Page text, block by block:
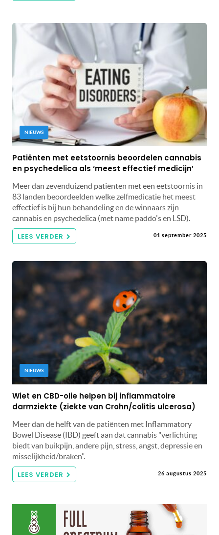
NIEUWS
Patiënten met eetstoornis beoordelen cannabis
en psychedelica als ‘meest effectief medicijn’
Meer dan zevenduizend patiënten met een eetstoornis in
83 landen beoordeelden welke zelfmedicatie het meest
effectief is bij hun behandeling en de winnaars zijn
cannabis en psychedelica (met name paddo's en LSD).
LEES VERDER 01 september 2025
NIEUWS
Wiet en CBD-olie helpen bij inflammatoire
darmziekte (ziekte van Crohn/colitis ulcerosa)
Meer dan de helft van de patiënten met Inflammatory
Bowel Disease (IBD) geeft aan dat cannabis "verlichting
biedt van buikpijn, andere pijn, stress, angst, depressie en
misselijkheid/braken".
LEES VERDER 26 augustus 2025